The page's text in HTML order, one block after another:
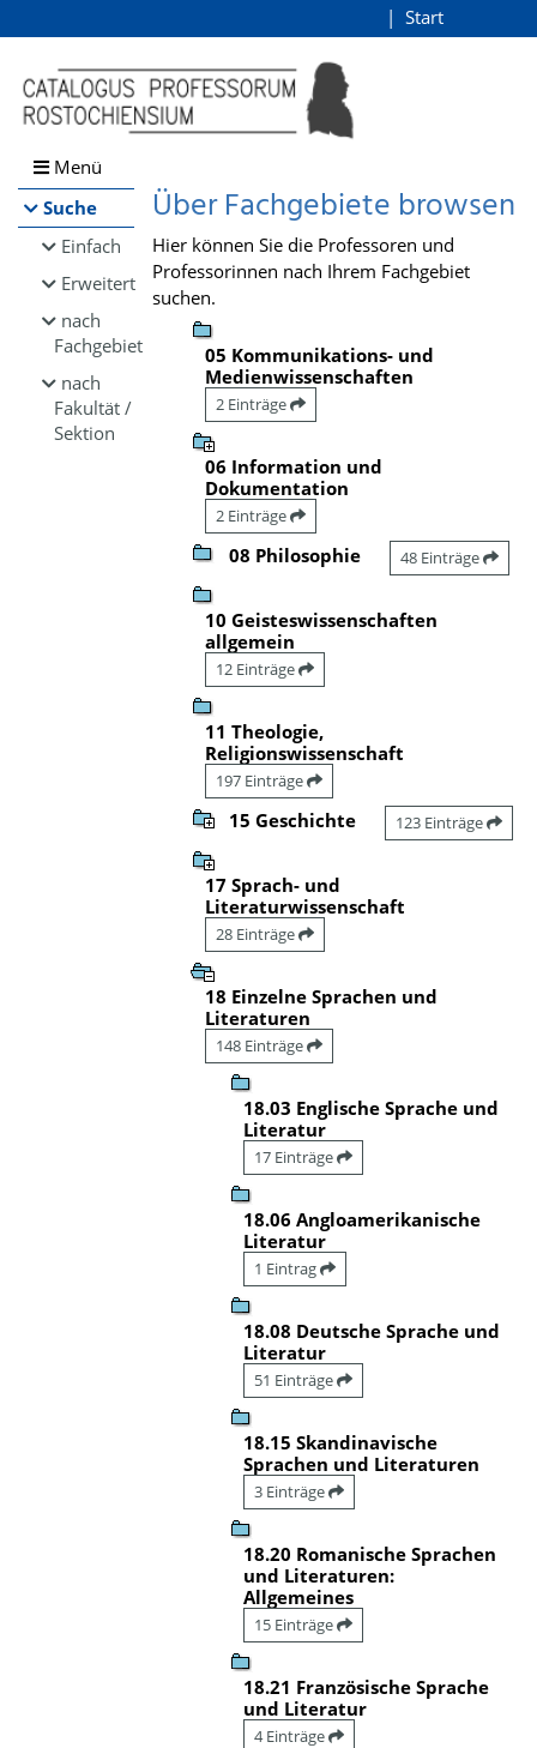
Browsen
direkt zum Inhalt
Start
Menü
Suche
Einfach
Erweitert
nach
Fachgebiet
nach
Fakultät /
Sektion
Über Fachgebiete browsen
Hier können Sie die Professoren und
Professorinnen nach Ihrem Fachgebiet
suchen.
05 Kommunikations- und
Medienwissenschaften
2 Einträge
06 Information und
Dokumentation
2 Einträge
08 Philosophie 48 Einträge
10 Geisteswissenschaften
allgemein
12 Einträge
11 Theologie,
Religionswissenschaft
197 Einträge
15 Geschichte 123 Einträge
17 Sprach- und
Literaturwissenschaft
28 Einträge
18 Einzelne Sprachen und
Literaturen
148 Einträge
18.03 Englische Sprache und
Literatur
17 Einträge
18.06 Angloamerikanische
Literatur
1 Eintrag
18.08 Deutsche Sprache und
Literatur
51 Einträge
18.15 Skandinavische
Sprachen und Literaturen
3 Einträge
18.20 Romanische Sprachen
und Literaturen:
Allgemeines
15 Einträge
18.21 Französische Sprache
und Literatur
4 Einträge